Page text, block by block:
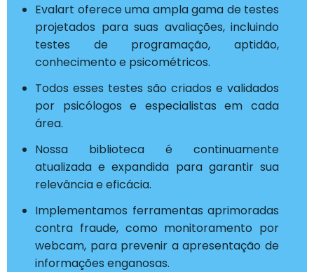
Evalart oferece uma ampla gama de testes
projetados para suas avaliações, incluindo
testes de programação, aptidão,
conhecimento e psicométricos.
Todos esses testes são criados e validados
por psicólogos e especialistas em cada
área.
Nossa biblioteca é continuamente
atualizada e expandida para garantir sua
relevância e eficácia.
Implementamos ferramentas aprimoradas
contra fraude, como monitoramento por
webcam, para prevenir a apresentação de
informações enganosas.